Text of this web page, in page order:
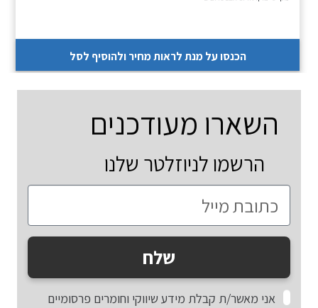
הכנסו על מנת לראות מחיר ולהוסיף לסל
השארו מעודכנים
הרשמו לניוזלטר שלנו
אני מאשר/ת קבלת מידע שיווקי וחומרים פרסומיים
שלח